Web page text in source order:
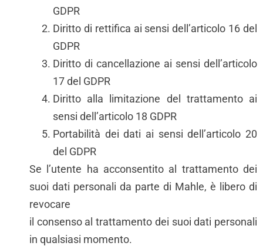
GDPR
Diritto di rettifica ai sensi dell’articolo 16 del
GDPR
Diritto di cancellazione ai sensi dell’articolo
17 del GDPR
Diritto alla limitazione del trattamento ai
sensi dell’articolo 18 GDPR
Portabilità dei dati ai sensi dell’articolo 20
del GDPR
Se l’utente ha acconsentito al trattamento dei
suoi dati personali da parte di Mahle, è libero di
revocare
il consenso al trattamento dei suoi dati personali
in qualsiasi momento.